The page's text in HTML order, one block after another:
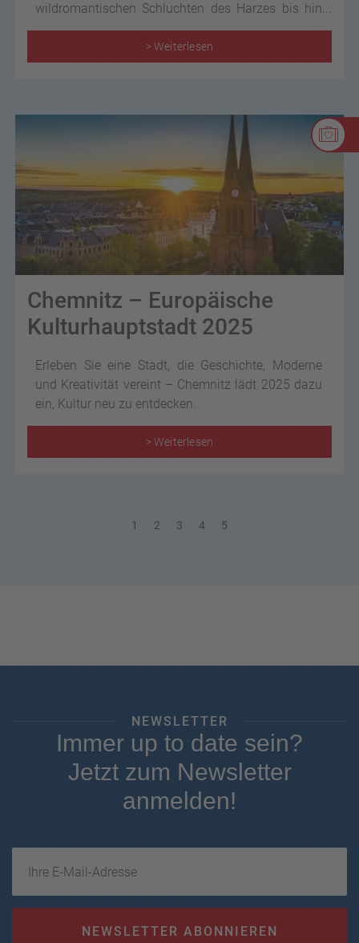
wildromantischen Schluchten des Harzes bis hin
zu den schroffen Felsen der Sächsischen Schweiz
– Deutschland ist voll von atemberaubenden
Naturwundern, die nur darauf warten, von Ihnen
> Weiterlesen
Chemnitz – Europäische
Kulturhauptstadt 2025
Erleben Sie eine Stadt, die Geschichte, Moderne
und Kreativität vereint – Chemnitz lädt 2025 dazu
ein, Kultur neu zu entdecken.
> Weiterlesen
1 2 3 4 5
NEWSLETTER
Immer up to date sein?
Jetzt zum Newsletter
anmelden!
NEWSLETTER ABONNIEREN